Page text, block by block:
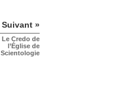
Suivant »
Le Credo de
l’Église de
Scientologie